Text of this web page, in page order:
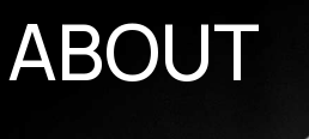
ABOUT